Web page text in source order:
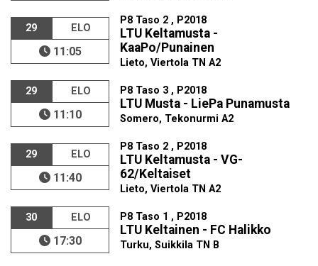
29 ELO
11:05
P8 Taso 2 , P2018
LTU Keltamusta -
KaaPo/Punainen
Lieto, Viertola TN A2
29 ELO
11:10
P8 Taso 3 , P2018
LTU Musta - LiePa Punamusta
Somero, Tekonurmi A2
29 ELO
11:40
P8 Taso 2 , P2018
LTU Keltamusta - VG-
62/Keltaiset
Lieto, Viertola TN A2
30 ELO
17:30
P8 Taso 1 , P2018
LTU Keltainen - FC Halikko
Turku, Suikkila TN B